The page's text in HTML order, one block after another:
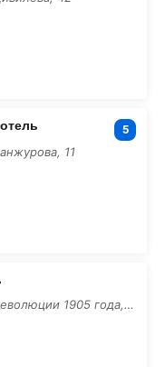
5
11
г. Улан-Удэ, ул. Революции 1905 года, 68